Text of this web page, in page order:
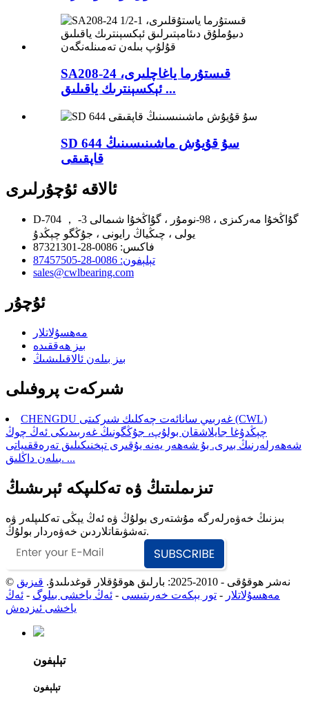
SA208-24 قىستۇرما ياغاچلىرى،
ئېكسېنترىك ياقىلىق ...
SD 644 سۇ قۇيۇش ماشىنىسىنىڭ
قاپقىقى
ئالاقە ئۇچۇرلىرى
D-704 ， گۇاڭخۇا مەركىزى ، 98-نومۇر ، گۇاڭخۇا شىمالى 3-
يولى ، چىڭياڭ رايونى ، جۇڭگو چېڭدۇ
فاكىس: 0086-28-87321301
تېلېفون: 0086-28-87457505
sales@cwlbearing.com
ئۇچۇر
مەھسۇلاتلار
بىز ھەققىدە
بىز بىلەن ئالاقىلىشىڭ
شىركەت پروفىلى
CHENGDU غەربىي سانائەت چەكلىك شىركىتى (CWL)
چېڭدۇغا جايلاشقان بولۇپ، جۇڭگونىڭ غەربىدىكى ئەڭ چوڭ
شەھەرلەرنىڭ بىرى. بۇ شەھەر يەنە يۇقىرى تېخنىكىلىق تەرەققىياتى
بىلەن داڭلىق. ...
تىزىملىتىڭ ۋە تەكلىپكە ئېرىشىڭ
بىزنىڭ خەۋەرلەرگە مۇشتەرى بولۇڭ ۋە ئەڭ يېڭى تەكلىپلەر ۋە
تەشۋىقاتلاردىن خەۋەردار بولۇڭ.
© نەشر ھوقۇقى - 2010-2025: بارلىق ھوقۇقلار قوغدىلىدۇ.
قىزىق
مەھسۇلاتلار - تور بېكەت خەرىتىسى - ئەڭ ياخشى بىلوگ - ئەڭ
ياخشى ئىزدەش
تېلېفون
تېلېفون